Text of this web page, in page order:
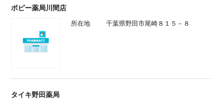
ポピー薬局川間店
所在地 千葉県野田市尾崎８１５－８
タイキ野田薬局